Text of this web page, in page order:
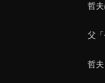
哲
父
哲